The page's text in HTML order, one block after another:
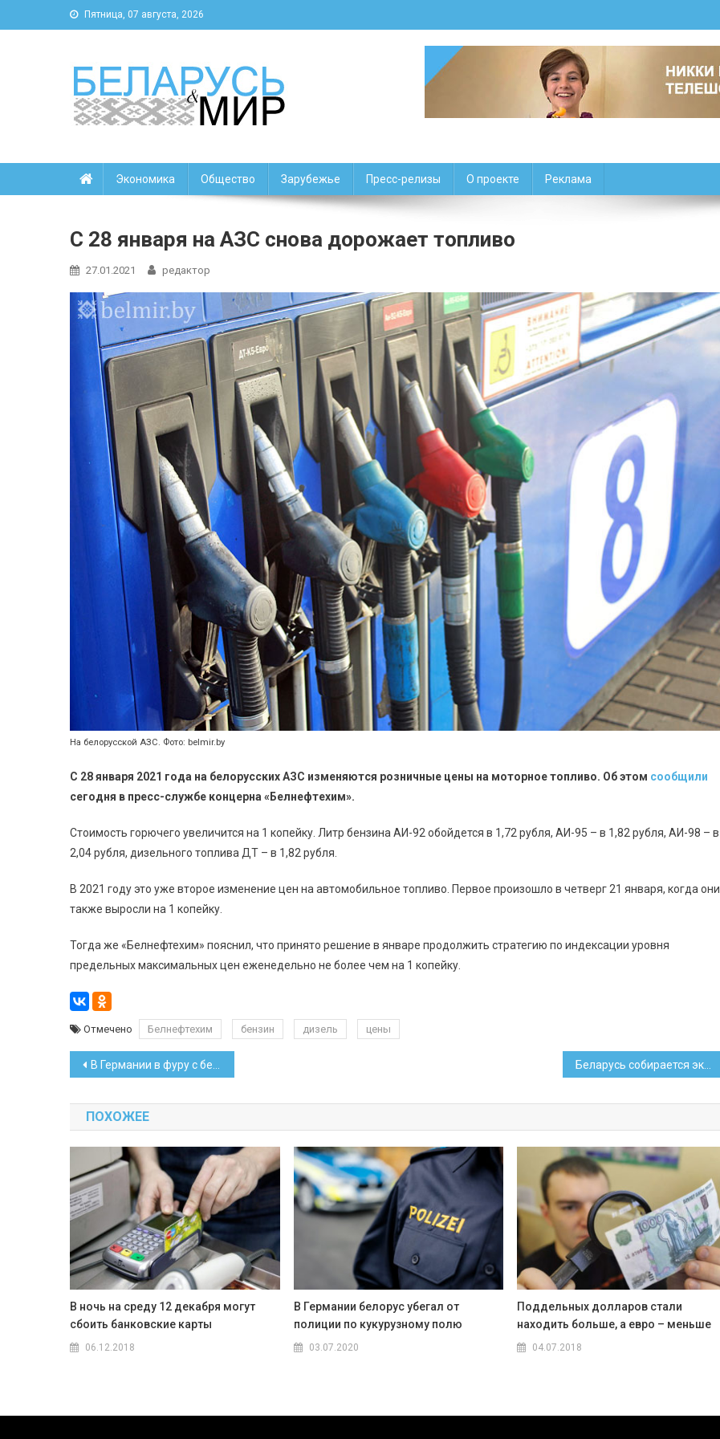
Пятница, 07 августа, 2026
Экономика Общество Зарубежье Пресс-релизы О проекте Реклама
С 28 января на АЗС снова дорожает топливо
27.01.2021 редактор
На белорусской АЗС. Фото: belmir.by
С 28 января 2021 года на белорусских АЗС изменяются розничные цены на моторное топливо. Об этом сообщили
сегодня в пресс-службе концерна «Белнефтехим».
Стоимость горючего увеличится на 1 копейку. Литр бензина АИ-92 обойдется в 1,72 рубля, АИ-95 – в 1,82 рубля, АИ-98 – в
2,04 рубля, дизельного топлива ДТ – в 1,82 рубля.
В 2021 году это уже второе изменение цен на автомобильное топливо. Первое произошло в четверг 21 января, когда они
также выросли на 1 копейку.
Тогда же «Белнефтехим» пояснил, что принято решение в январе продолжить стратегию по индексации уровня
предельных максимальных цен еженедельно не более чем на 1 копейку.
Отмечено Белнефтехим бензин дизель цены
Навигация
по
записям
В Германии в фуру с белорусом врезался другой грузовик Беларусь собирается экспортировать нефтепродукты через порты России
ПОХОЖЕЕ
В ночь на среду 12 декабря могут
сбоить банковские карты
06.12.2018
В Германии белорус убегал от
полиции по кукурузному полю
03.07.2020
Поддельных долларов стали
находить больше, а евро – меньше
04.07.2018